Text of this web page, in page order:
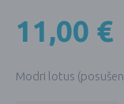
11,00 €
Modri lotus